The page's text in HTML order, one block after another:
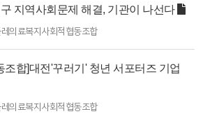
지역사회문제 해결, 기관이 나선다
의료복지사회적협동조합
조합]대전'꾸러기' 청년 서포터즈 기업
의료복지사회적협동조합